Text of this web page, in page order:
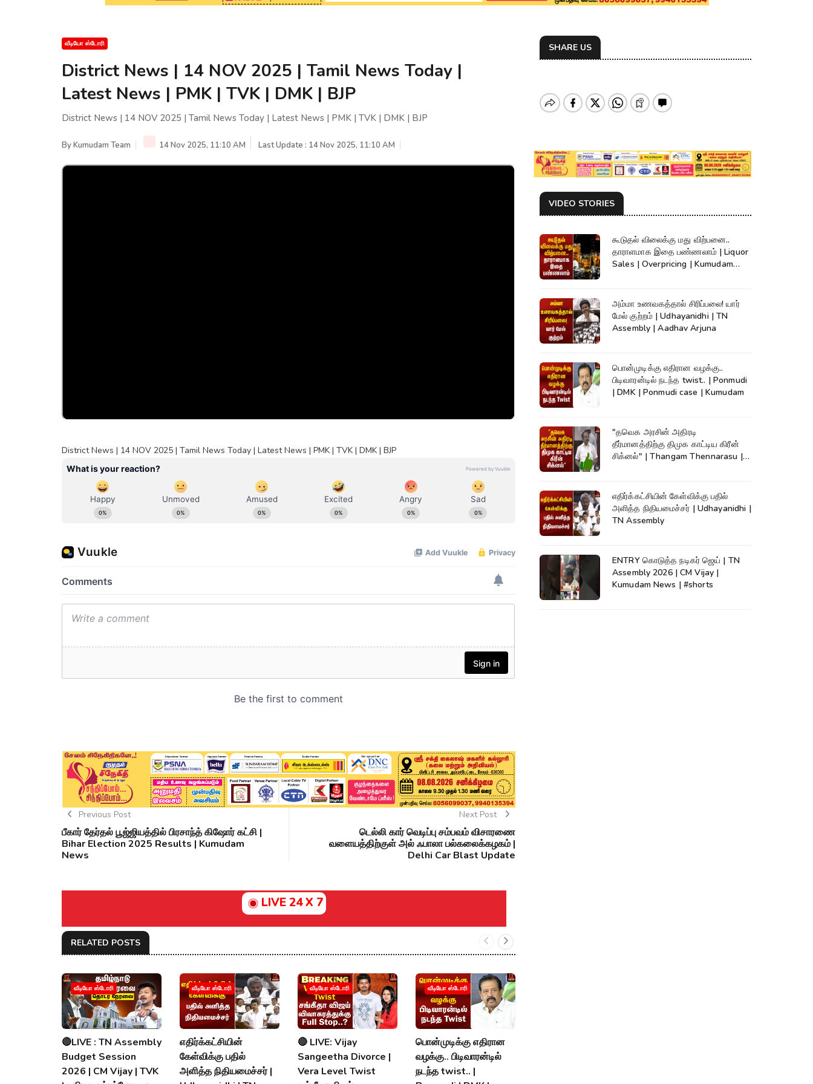
வீடியோ ஸ்டோரி
District News | 14 NOV 2025 | Tamil News Today |
Latest News | PMK | TVK | DMK | BJP
District News | 14 NOV 2025 | Tamil News Today | Latest News | PMK | TVK | DMK | BJP
ByKumudam Team 14 Nov 2025, 11:10 AM Last Update : 14 Nov 2025, 11:10 AM
District News | 14 NOV 2025 | Tamil News Today | Latest News | PMK | TVK | DMK | BJP
Previous Post
பீகார் தேர்தல் பூஜ்ஜியத்தில் பிரசாந்த் கிஷோர் கட்சி |
Bihar Election 2025 Results | Kumudam
News
Next Post
டெல்லி கார் வெடிப்பு சம்பவம் விசாரணை
வளையத்திற்குள் அல் ஃபாலா பல்கலைக்கழகம் |
Delhi Car Blast Update
LIVE 24 X 7
RELATED POSTS
வீடியோ ஸ்டோரி
🔴LIVE : TN Assembly
Budget Session
2026 | CM Vijay | TVK
வீடியோ ஸ்டோரி
எதிர்க்கட்சியின்
கேள்விக்கு பதில்
அளித்த நிதியமைச்சர் |
வீடியோ ஸ்டோரி
🔴 LIVE: Vijay
Sangeetha Divorce |
Vera Level Twist
வீடியோ ஸ்டோரி
பொன்முடிக்கு எதிரான
வழக்கு.. பிடிவாரன்டில்
நடந்த twist.. |
SHARE US
VIDEO STORIES
கூடுதல் விலைக்கு மது விற்பனை..
தாராளமாக இதை பண்ணலாம் | Liquor
Sales | Overpricing | Kumudam
அம்மா உணவகத்தால் சிரிப்பலை! யார்
மேல் குற்றம் | Udhayanidhi | TN
Assembly | Aadhav Arjuna
பொன்முடிக்கு எதிரான வழக்கு..
பிடிவாரன்டில் நடந்த twist.. | Ponmudi
| DMK | Ponmudi case | Kumudam
"தவெக அரசின் அதிரடி
தீர்மானத்திற்கு திமுக காட்டிய கிரீன்
சிக்னல்" | Thangam Thennarasu |
எதிர்க்கட்சியின் கேள்விக்கு பதில்
அளித்த நிதியமைச்சர் | Udhayanidhi |
TN Assembly
ENTRY கொடுத்த நடிகர் ஜெய் | TN
Assembly 2026 | CM Vijay |
Kumudam News | #shorts